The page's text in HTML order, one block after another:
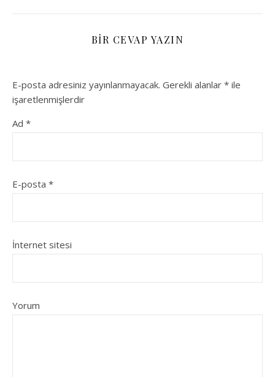
BIR CEVAP YAZIN
E-posta adresiniz yayınlanmayacak. Gerekli alanlar * ile
işaretlenmişlerdir
Ad *
E-posta *
İnternet sitesi
Yorum